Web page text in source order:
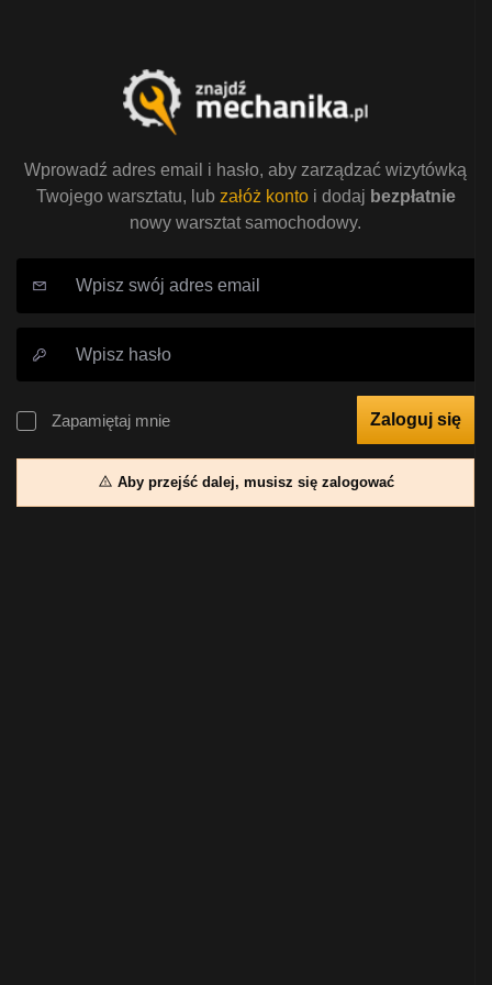
Wprowadź adres email i hasło, aby zarządzać wizytówką
Twojego warsztatu, lub załóż kontoi dodaj bezpłatnie
nowy warsztat samochodowy.
Zapamiętaj mnie Zaloguj się
Aby przejść dalej, musisz się zalogować